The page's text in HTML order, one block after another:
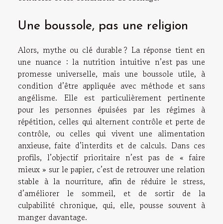
Une boussole, pas une religion
Alors, mythe ou clé durable ? La réponse tient en
une nuance : la nutrition intuitive n’est pas une
promesse universelle, mais une boussole utile, à
condition d’être appliquée avec méthode et sans
angélisme. Elle est particulièrement pertinente
pour les personnes épuisées par les régimes à
répétition, celles qui alternent contrôle et perte de
contrôle, ou celles qui vivent une alimentation
anxieuse, faite d’interdits et de calculs. Dans ces
profils, l’objectif prioritaire n’est pas de « faire
mieux » sur le papier, c’est de retrouver une relation
stable à la nourriture, afin de réduire le stress,
d’améliorer le sommeil, et de sortir de la
culpabilité chronique, qui, elle, pousse souvent à
manger davantage.